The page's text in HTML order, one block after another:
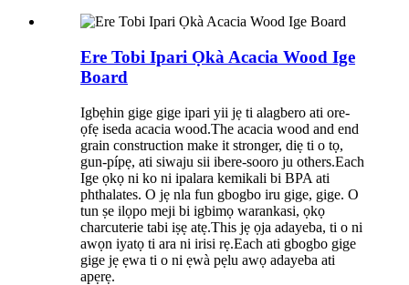
Ere Tobi Ipari Ọkà Acacia Wood Ige
Board
Igbẹhin gige gige ipari yii jẹ ti alagbero ati ore-
ọfẹ iseda acacia wood.The acacia wood and end
grain construction make it stronger, diẹ ti o tọ,
gun-pípẹ, ati siwaju sii ibere-sooro ju others.Each
Ige ọkọ ni ko ni ipalara kemikali bi BPA ati
phthalates. O jẹ nla fun gbogbo iru gige, gige. O
tun ṣe ilọpo meji bi igbimọ warankasi, ọkọ
charcuterie tabi iṣẹ atẹ.This jẹ ọja adayeba, ti o ni
awọn iyatọ ti ara ni irisi rẹ.Each ati gbogbo gige
gige jẹ ẹwa ti o ni ẹwà pẹlu awọ adayeba ati
apẹrẹ.